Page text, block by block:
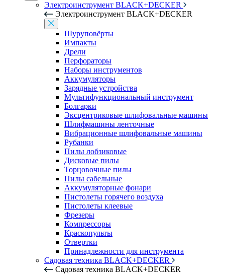
Электроинструмент BLACK+DECKER
Электроинструмент BLACK+DECKER
Шуруповёрты
Импакты
Дрели
Перфораторы
Наборы инструментов
Аккумуляторы
Зарядные устройства
Мультифункциональный инструмент
Болгарки
Эксцентриковые шлифовальные машины
Шлифмашины ленточные
Вибрационные шлифовальные машины
Рубанки
Пилы лобзиковые
Дисковые пилы
Торцовочные пилы
Пилы сабельные
Аккумуляторные фонари
Пистолеты горячего воздуха
Пистолеты клеевые
Фрезеры
Компрессоры
Краскопульты
Отвертки
Принадлежности для инструмента
Садовая техника BLACK+DECKER
Садовая техника BLACK+DECKER